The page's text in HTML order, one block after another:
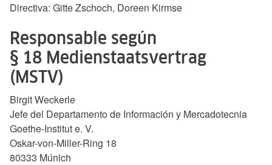
Directiva: Gitte Zschoch, Doreen Kirmse
Responsable según
§ 18 Medienstaatsvertrag
(MSTV)
Birgit Weckerle
Jefe del Departamento de Información y Mercadotecnia
Goethe-Institut e. V.
Oskar-von-Miller-Ring 18
80333 Múnich